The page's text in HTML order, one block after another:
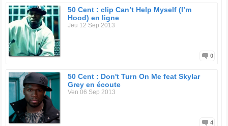
50 Cent : clip Can’t Help Myself (I’m
Hood) en ligne
Jeu 12 Sep 2013
0
50 Cent : Don't Turn On Me feat Skylar
Grey en écoute
Ven 06 Sep 2013
4